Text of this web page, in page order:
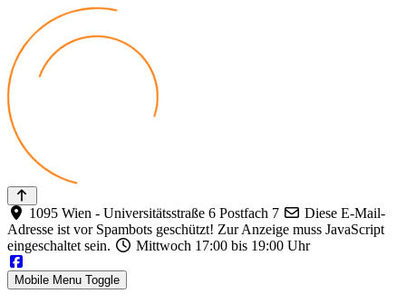
1095 Wien - Universitätsstraße 6 Postfach 7
Diese E-Mail-
Adresse ist vor Spambots geschützt! Zur Anzeige muss JavaScript
eingeschaltet sein.
Mittwoch 17:00 bis 19:00 Uhr
Mobile Menu Toggle